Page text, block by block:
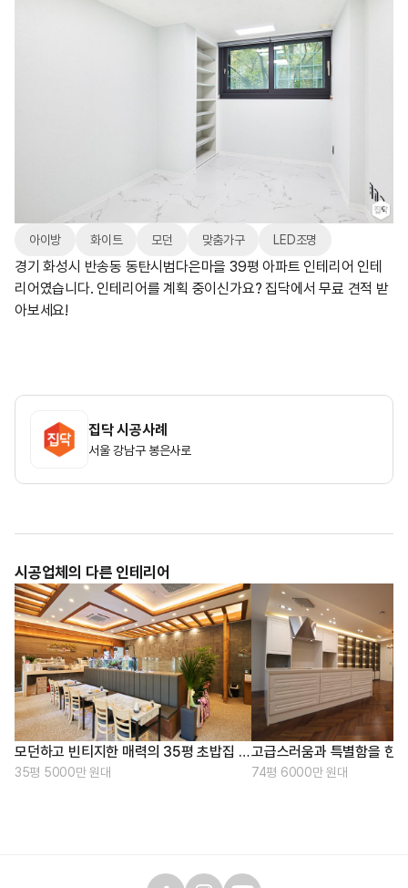
아이방 화이트 모던 맞춤가구 LED조명
경기 화성시 반송동 동탄시범다은마을 39평 아파트 인테리어 인테
리어였습니다. 인테리어를 계획 중이신가요? 집닥에서 무료 견적 받
아보세요!
집닥 시공사례
서울 강남구 봉은사로
시공업체의 다른 인테리어
모던하고 빈티지한 매력의 35평 초밥집 인테리어
35평 5000만 원대 74평 6000만 원대